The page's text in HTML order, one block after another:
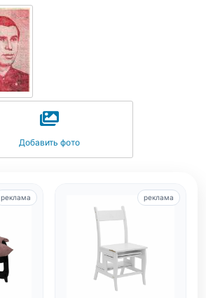
Добавить фото
реклама реклама